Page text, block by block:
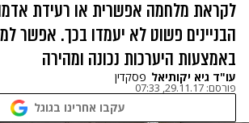
לקראת מלחמה אפשרית או רעידת
הבניינים פשוט לא יעמדו בכך. אפשר
באמצעות היערכות נכונה ומהירה
עו"ד גיא יקותיאל פסקדין
פורסם: 29.11.17, 07:33
עקבו אחרינו בגוגל